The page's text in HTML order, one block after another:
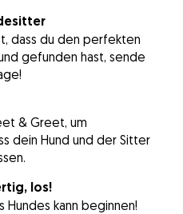
dass du den perfekten
gefunden hast, sende
& Greet, um
dein Hund und der Sitter
los!
Hundes kann beginnen!